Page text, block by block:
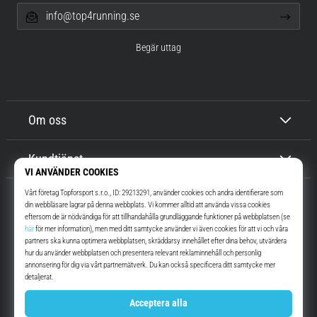
Top4Running.se
I mer än 16 år vi har vi motiverat dig att gå ut och springa. Snabbare. Med
InstagramYouTube
Om oss
Kundtjänst
info@top4running.se
Begär uttag